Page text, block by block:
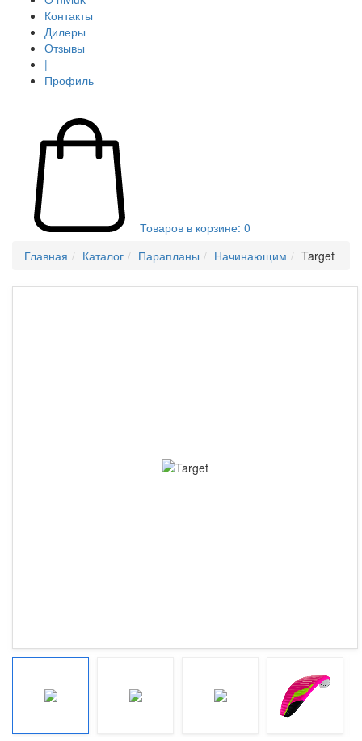
Контакты
Дилеры
Отзывы
|
Профиль
Товаров в корзине: 0
Главная
Каталог Парапланы Начинающим Target